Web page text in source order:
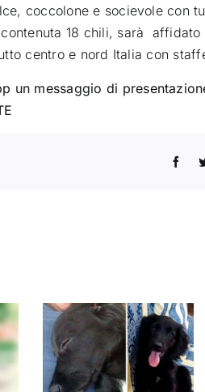
coccolone e socievole con
18 chili, sarà
centro e nord Italia con
un messaggio di